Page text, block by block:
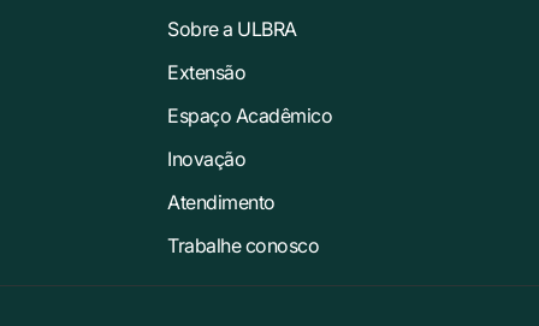
Sobre a ULBRA
Extensão
Espaço Acadêmico
Inovação
Atendimento
Trabalhe conosco